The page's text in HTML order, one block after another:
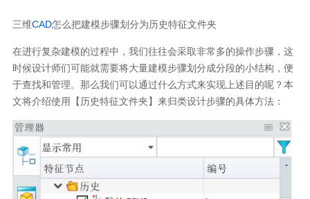
三维CAD怎么把建模步骤划分为历史特征文件夹
在进行复杂建模的过程中，我们往往会采取非常多的操作步骤，这
时候设计师们可能就需要将大量建模步骤划分成分段的小结构，便
于查找和管理。那么我们可以通过什么方式来实现上述目的呢？本
文将介绍使用【历史特征文件夹】来归类设计步骤的具体方法：